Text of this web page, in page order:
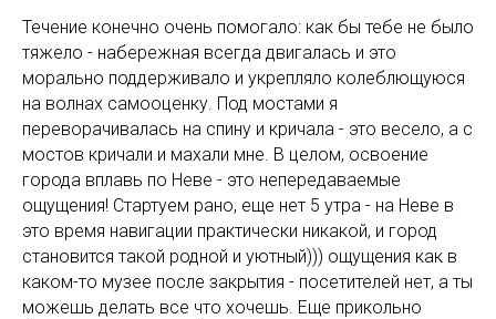
Течение конечно очень помогало: как бы тебе не было
тяжело - набережная всегда двигалась и это
морально поддерживало и укрепляло колеблющуюся
на волнах самооценку. Под мостами я
переворачивалась на спину и кричала - это весело, а с
мостов кричали и махали мне. В целом, освоение
города вплавь по Неве - это непередаваемые
ощущения! Стартуем рано, еще нет 5 утра - на Неве в
это время навигации практически никакой, и город
становится такой родной и уютный))) ощущения как в
каком-то музее после закрытия - посетителей нет, а ты
можешь делать все что хочешь. Еще прикольно